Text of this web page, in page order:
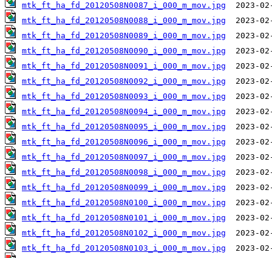
mtk_ft_ha_fd_20120508N0087_i_000_m_mov.jpg
mtk_ft_ha_fd_20120508N0088_i_000_m_mov.jpg
mtk_ft_ha_fd_20120508N0089_i_000_m_mov.jpg
mtk_ft_ha_fd_20120508N0090_i_000_m_mov.jpg
mtk_ft_ha_fd_20120508N0091_i_000_m_mov.jpg
mtk_ft_ha_fd_20120508N0092_i_000_m_mov.jpg
mtk_ft_ha_fd_20120508N0093_i_000_m_mov.jpg
mtk_ft_ha_fd_20120508N0094_i_000_m_mov.jpg
mtk_ft_ha_fd_20120508N0095_i_000_m_mov.jpg
mtk_ft_ha_fd_20120508N0096_i_000_m_mov.jpg
mtk_ft_ha_fd_20120508N0097_i_000_m_mov.jpg
mtk_ft_ha_fd_20120508N0098_i_000_m_mov.jpg
mtk_ft_ha_fd_20120508N0099_i_000_m_mov.jpg
mtk_ft_ha_fd_20120508N0100_i_000_m_mov.jpg
mtk_ft_ha_fd_20120508N0101_i_000_m_mov.jpg
mtk_ft_ha_fd_20120508N0102_i_000_m_mov.jpg
mtk_ft_ha_fd_20120508N0103_i_000_m_mov.jpg